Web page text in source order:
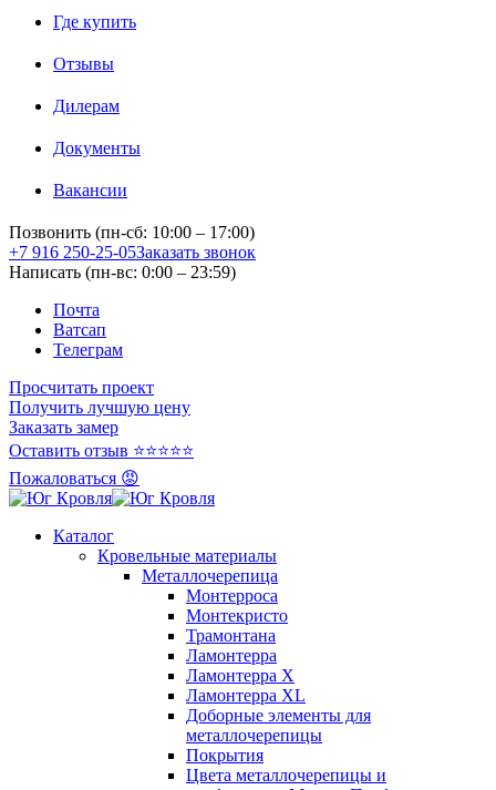
Где купить
Отзывы
Дилерам
Документы
Вакансии
Позвонить (пн-сб: 10:00 – 17:00)
+7 916 250-25-05Заказать звонок
Написать (пн-вс: 0:00 – 23:59)
Почта
Ватсап
Телеграм
Просчитать проект
Получить лучшую цену
Заказать замер
Оставить отзыв ⭐⭐⭐⭐⭐
Пожаловаться 😡
Каталог
Кровельные материалы
Металлочерепица
Монтерроса
Монтекристо
Трамонтана
Ламонтерра
Ламонтерра X
Ламонтерра XL
Доборные элементы для
металлочерепицы
Покрытия
Цвета металлочерепицы и